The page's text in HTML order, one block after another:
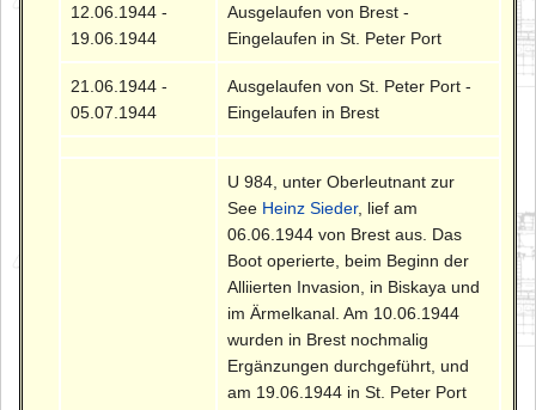
12.06.1944 -
19.06.1944
Ausgelaufen von Brest -
Eingelaufen in St. Peter Port
21.06.1944 -
05.07.1944
Ausgelaufen von St. Peter Port -
Eingelaufen in Brest
U 984, unter Oberleutnant zur
See Heinz Sieder, lief am
06.06.1944 von Brest aus. Das
Boot operierte, beim Beginn der
Alliierten Invasion, in Biskaya und
im Ärmelkanal. Am 10.06.1944
wurden in Brest nochmalig
Ergänzungen durchgeführt, und
am 19.06.1944 in St. Peter Port